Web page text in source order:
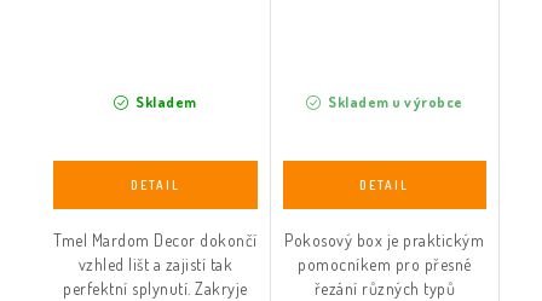
Skladem
Tmel Mardom Decor dokončí
vzhled lišt a zajistí tak
perfektní splynutí. Zakryje
Skladem u výrobce
Pokosový box je praktickým
pomocníkem pro přesné
řezání různých typů